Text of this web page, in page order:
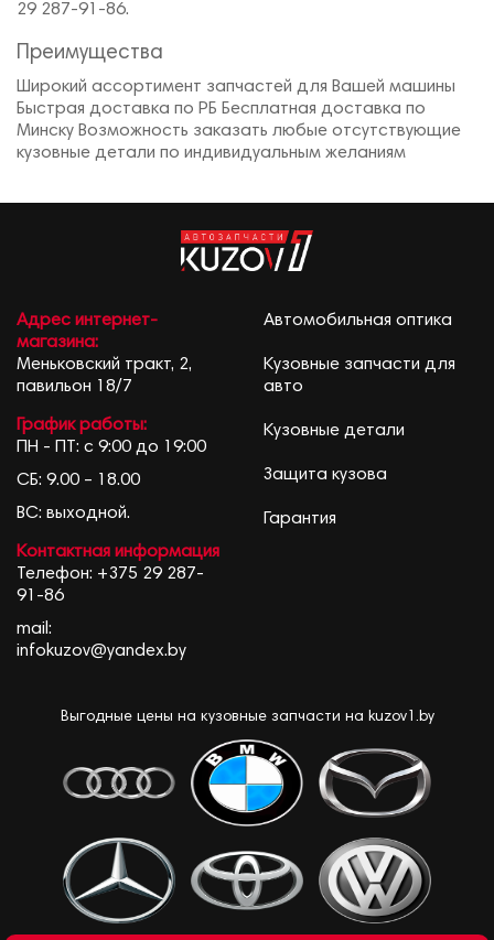
29 287-91-86.
Преимущества
Широкий ассортимент запчастей для Вашей машины
Быстрая доставка по РБ Бесплатная доставка по
Минску Возможность заказать любые отсутствующие
кузовные детали по индивидуальным желаниям
Адрес интернет-
магазина:
Меньковский тракт, 2,
павильон 18/7
График работы:
ПН - ПТ: с 9:00 до 19:00
СБ: 9.00 – 18.00
ВС: выходной.
Контактная информация
Телефон: +375 29 287-
91-86
mail:
infokuzov@yandex.by
Автомобильная оптика
Кузовные запчасти для
авто
Кузовные детали
Защита кузова
Гарантия
Выгодные цены на кузовные запчасти на kuzov1.by